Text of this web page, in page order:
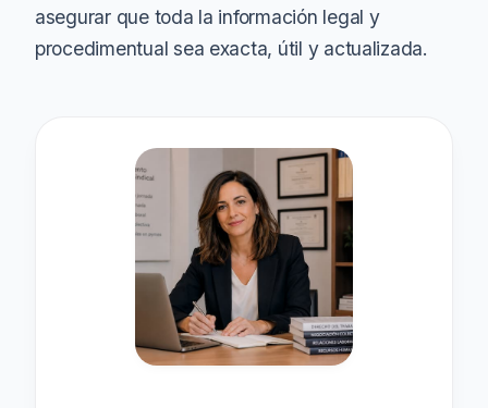
asegurar que toda la información legal y
procedimentual sea exacta, útil y actualizada.